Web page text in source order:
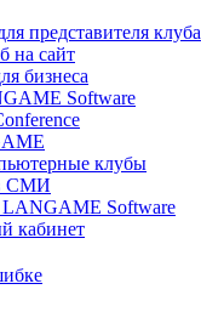
представителя клуба
на сайт
бизнеса
Software
клубы
СМИ
LANGAME Software
кабинет